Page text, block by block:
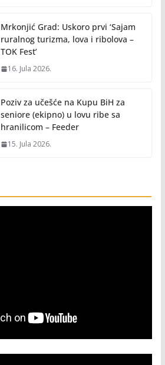
Mrkonjić Grad: Uskoro prvi ‘Sajam
ruralnog turizma, lova i ribolova –
TOK Fest’
16. Jula 2026.
Poziv za učešće na Kupu BiH za
seniore (ekipno) u lovu ribe sa
hranilicom – Feeder
15. Jula 2026.